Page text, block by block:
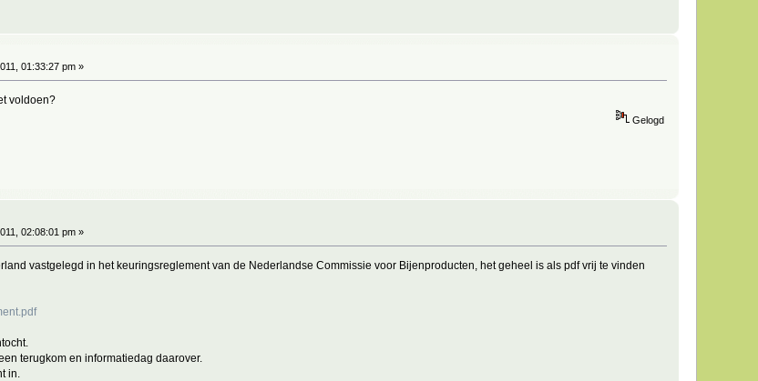
01:33:27 pm »
voldoen?
Gelogd
02:08:01 pm »
vastgelegd in het keuringsreglement van de Nederlandse Commissie voor Bijenproducten, het geheel is als pdf vrij te vinden
terugkom en informatiedag daarover.
in.